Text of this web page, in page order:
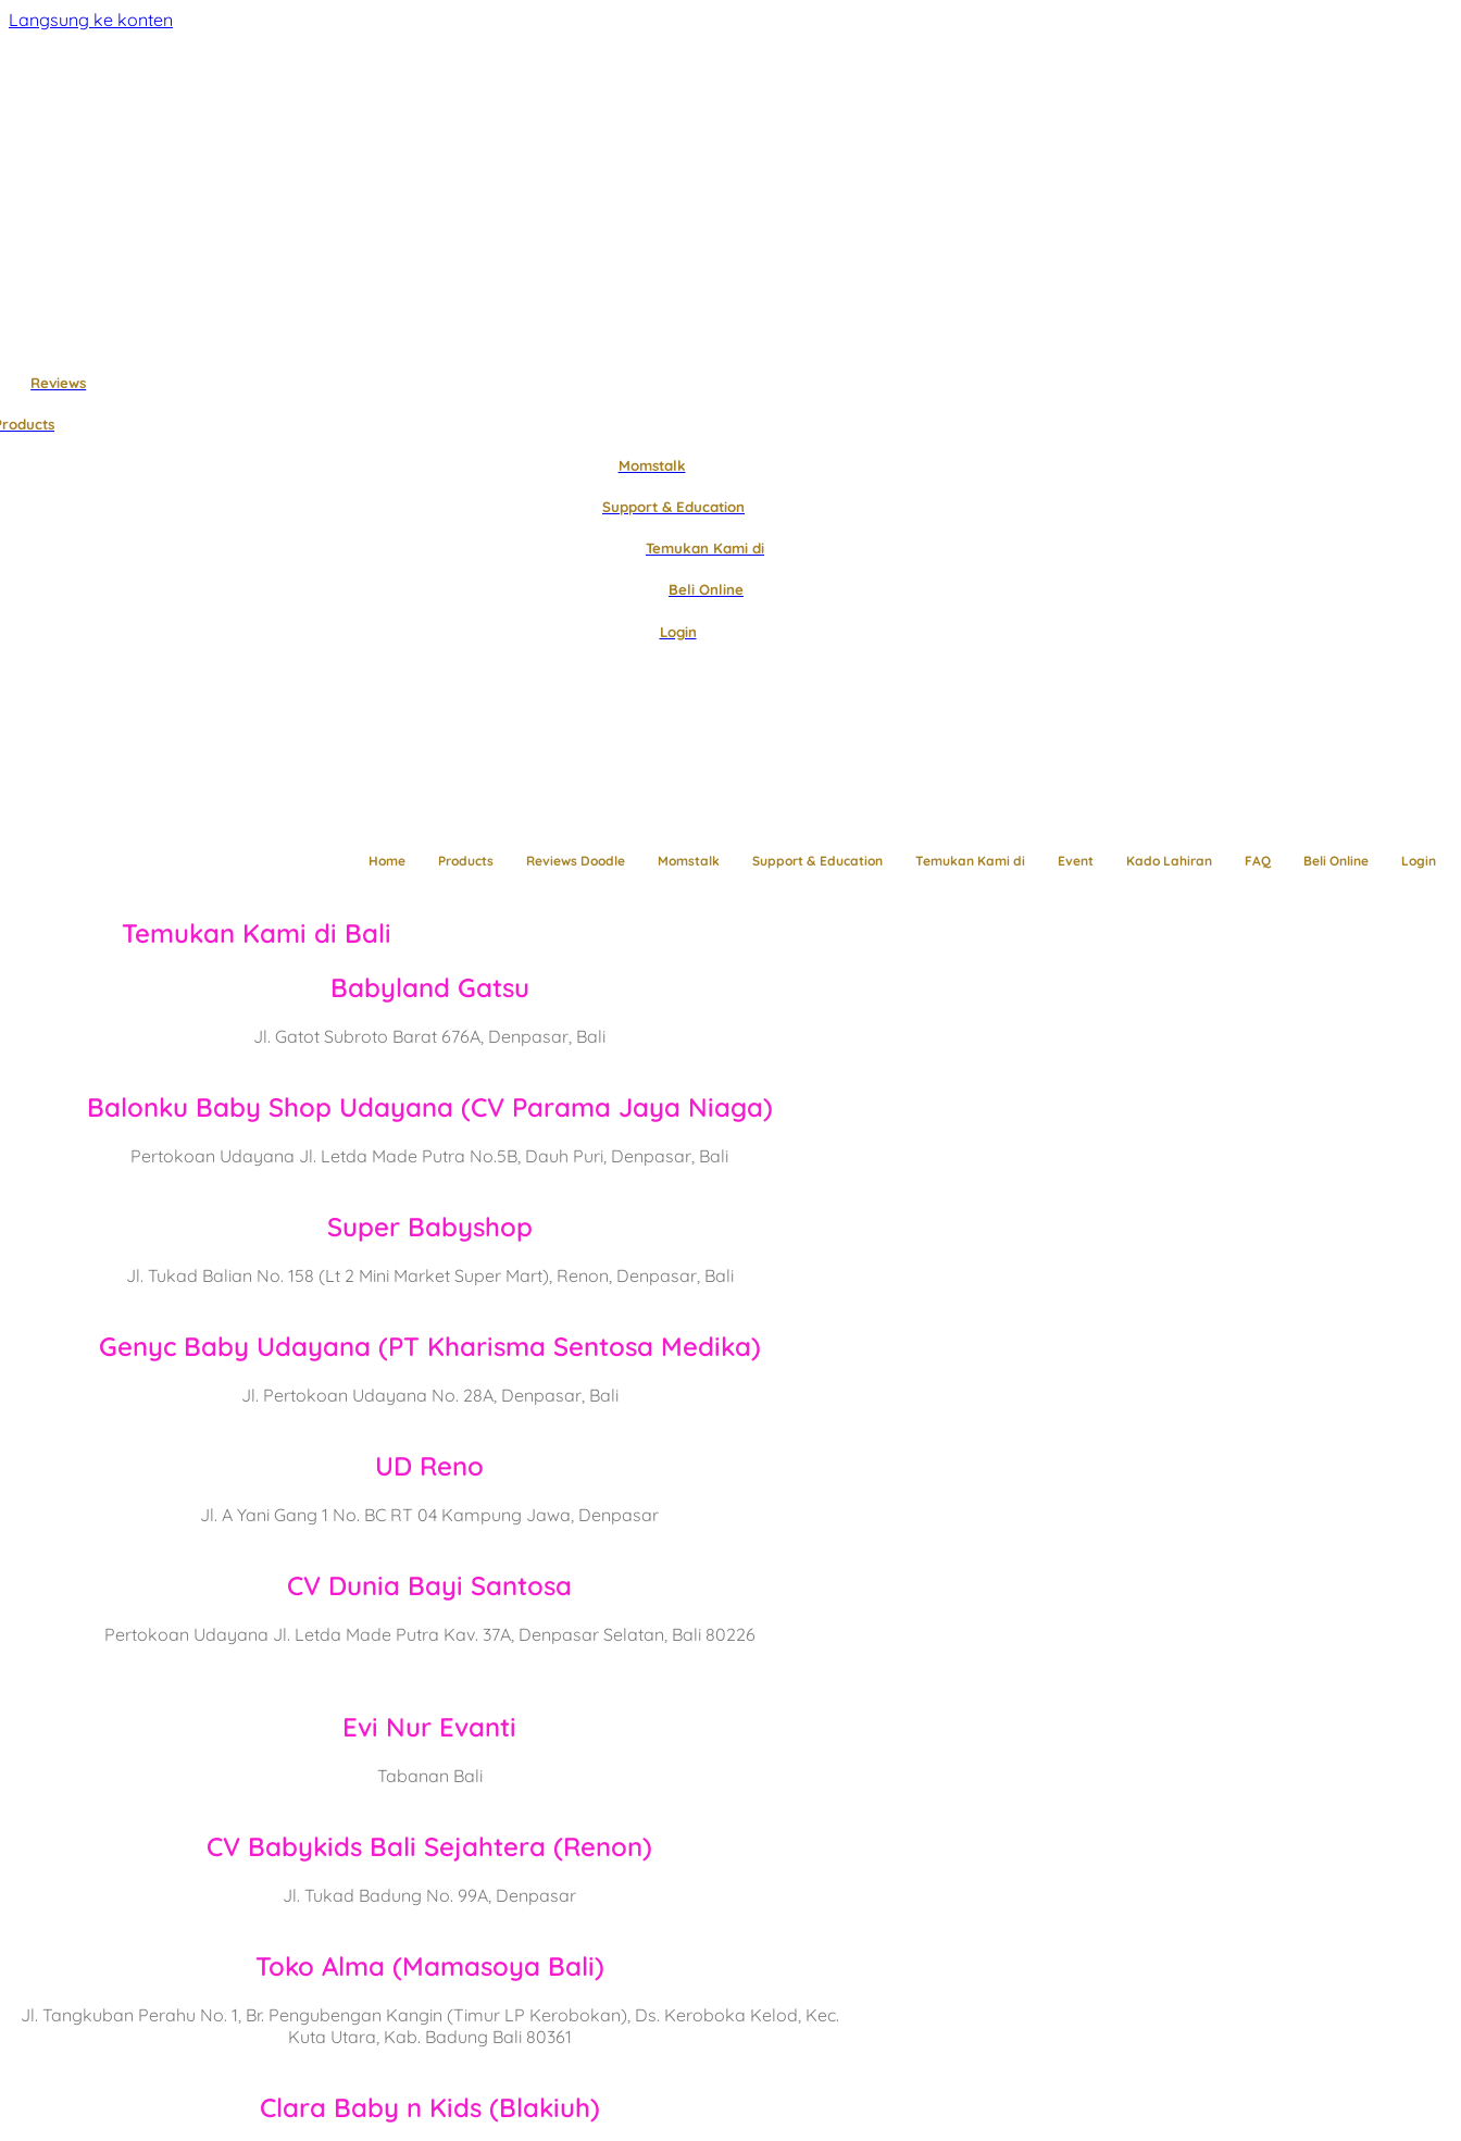
Langsung ke konten
Reviews
Momstalk
Support & Education
Temukan Kami di
Beli Online
Login
Home Products Reviews Doodle Momstalk Support & Education Temukan Kami di Event Kado Lahiran FAQ Beli Online Login
Temukan Kami di Bali
Babyland Gatsu
Jl. Gatot Subroto Barat 676A, Denpasar, Bali
Balonku Baby Shop Udayana (CV Parama Jaya Niaga)
Pertokoan Udayana Jl. Letda Made Putra No.5B, Dauh Puri, Denpasar, Bali
Super Babyshop
Jl. Tukad Balian No. 158 (Lt 2 Mini Market Super Mart), Renon, Denpasar, Bali
Genyc Baby Udayana (PT Kharisma Sentosa Medika)
Jl. Pertokoan Udayana No. 28A, Denpasar, Bali
UD Reno
Jl. A Yani Gang 1 No. BC RT 04 Kampung Jawa, Denpasar
CV Dunia Bayi Santosa
Pertokoan Udayana Jl. Letda Made Putra Kav. 37A, Denpasar Selatan, Bali 80226
Evi Nur Evanti
Tabanan Bali
CV Babykids Bali Sejahtera (Renon)
Jl. Tukad Badung No. 99A, Denpasar
Toko Alma (Mamasoya Bali)
Jl. Tangkuban Perahu No. 1, Br. Pengubengan Kangin (Timur LP Kerobokan), Ds. Keroboka Kelod, Kec.
Kuta Utara, Kab. Badung Bali 80361
Clara Baby n Kids (Blakiuh)